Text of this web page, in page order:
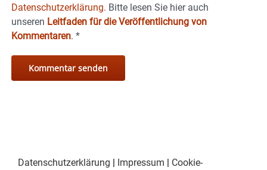
Datenschutzerklärung. Bitte lesen Sie hier auch
unseren Leitfaden für die Veröffentlichung von
Kommentaren. *
Datenschutzerklärung | Impressum | Cookie-